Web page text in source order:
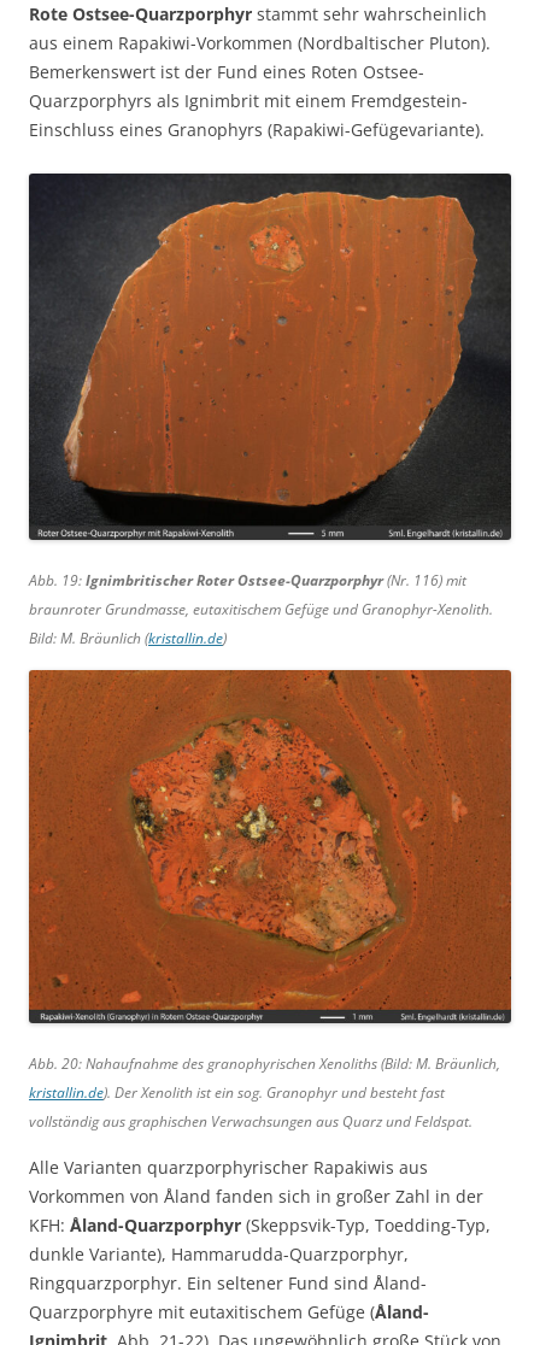
Rote Ostsee-Quarzporphyr stammt sehr wahrscheinlich
aus einem Rapakiwi-Vorkommen (Nordbaltischer Pluton).
Bemerkenswert ist der Fund eines Roten Ostsee-
Quarzporphyrs als Ignimbrit mit einem Fremdgestein-
Einschluss eines Granophyrs (Rapakiwi-Gefügevariante).
Abb. 19:Ignimbritischer Roter Ostsee-Quarzporphyr(Nr. 116) mit
braunroter Grundmasse, eutaxitischem Gefüge und Granophyr-Xenolith.
Bild: M. Bräunlich (kristallin.de)
Abb. 20: Nahaufnahme des granophyrischen Xenoliths (Bild: M. Bräunlich,
kristallin.de). Der Xenolith ist ein sog. Granophyr und besteht fast
vollständig aus graphischen Verwachsungen aus Quarz und Feldspat.
Alle Varianten quarzporphyrischer Rapakiwis aus
Vorkommen von Åland fanden sich in großer Zahl in der
KFH: Åland-Quarzporphyr (Skeppsvik-Typ, Toedding-Typ,
dunkle Variante), Hammarudda-Quarzporphyr,
Ringquarzporphyr. Ein seltener Fund sind Åland-
Quarzporphyre mit eutaxitischem Gefüge (Åland-